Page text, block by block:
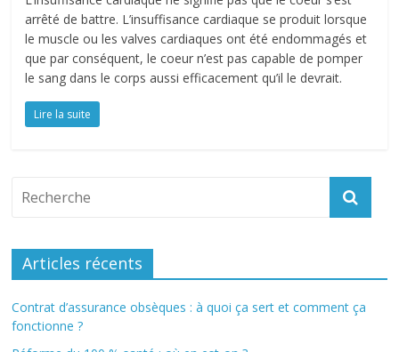
arrêté de battre. L’insuffisance cardiaque se produit lorsque
le muscle ou les valves cardiaques ont été endommagés et
que par conséquent, le coeur n’est pas capable de pomper
le sang dans le corps aussi efficacement qu’il le devrait.
Lire la suite
Articles récents
Contrat d’assurance obsèques : à quoi ça sert et comment ça
fonctionne ?